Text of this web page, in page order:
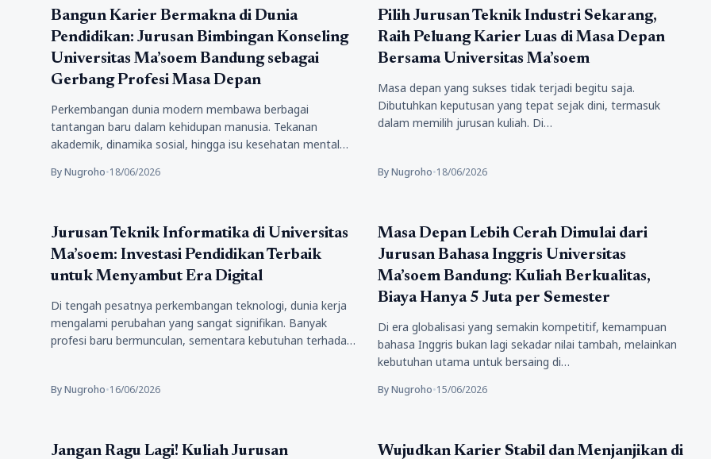
Pendidikan
Bangun Karier Bermakna di Dunia
Pendidikan: Jurusan Bimbingan Konseling
Universitas Ma’soem Bandung sebagai
Gerbang Profesi Masa Depan
Perkembangan dunia modern membawa berbagai
tantangan baru dalam kehidupan manusia. Tekanan
akademik, dinamika sosial, hingga isu kesehatan mental
By Nugroho•18/06/2026
Pendidikan
Pilih Jurusan Teknik Industri Sekarang,
Raih Peluang Karier Luas di Masa Depan
Bersama Universitas Ma’soem
Masa depan yang sukses tidak terjadi begitu saja.
Dibutuhkan keputusan yang tepat sejak dini, termasuk
dalam memilih jurusan kuliah. Di…
By Nugroho•18/06/2026
Pendidikan
Jurusan Teknik Informatika di Universitas
Ma’soem: Investasi Pendidikan Terbaik
untuk Menyambut Era Digital
Di tengah pesatnya perkembangan teknologi, dunia kerja
mengalami perubahan yang sangat signifikan. Banyak
profesi baru bermunculan, sementara kebutuhan terhadap
By Nugroho•16/06/2026
Pendidikan
Masa Depan Lebih Cerah Dimulai dari
Jurusan Bahasa Inggris Universitas
Ma’soem Bandung: Kuliah Berkualitas,
Biaya Hanya 5 Juta per Semester
Di era globalisasi yang semakin kompetitif, kemampuan
bahasa Inggris bukan lagi sekadar nilai tambah, melainkan
kebutuhan utama untuk bersaing di…
By Nugroho•15/06/2026
Pendidikan
Jangan Ragu Lagi! Kuliah Jurusan
Pendidikan
Wujudkan Karier Stabil dan Menjanjikan di